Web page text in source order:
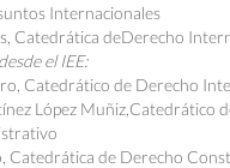
Internacionales
Catedrática deDerecho
el IEE:
Catedrático de Derecho
López Muñiz,Catedrático
Catedrática de Derecho